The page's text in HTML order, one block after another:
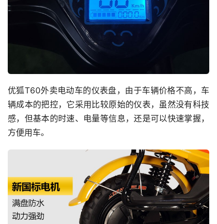
优狐T60外卖电动车的仪表盘，由于车辆价格不高，车
辆成本的把控，它采用比较原始的仪表，虽然没有科技
感，但基本的时速、电量等信息，还是可以快速掌握，
方便用车。